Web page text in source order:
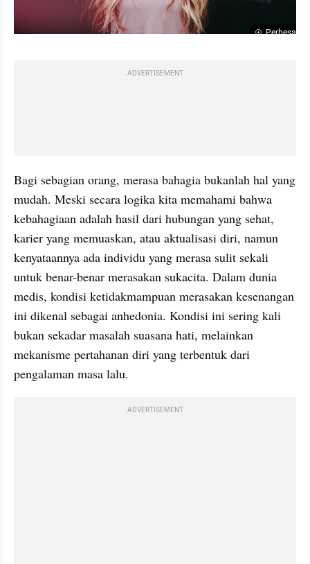
Perbesar
ADVERTISEMENT
Bagi sebagian orang, merasa bahagia bukanlah hal yang
mudah. Meski secara logika kita memahami bahwa
kebahagiaan adalah hasil dari hubungan yang sehat,
karier yang memuaskan, atau aktualisasi diri, namun
kenyataannya ada individu yang merasa sulit sekali
untuk benar-benar merasakan sukacita. Dalam dunia
medis, kondisi ketidakmampuan merasakan kesenangan
ini dikenal sebagai anhedonia. Kondisi ini sering kali
bukan sekadar masalah suasana hati, melainkan
mekanisme pertahanan diri yang terbentuk dari
pengalaman masa lalu.
ADVERTISEMENT